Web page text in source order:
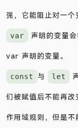
强，它能阻止对一个
var 声明的变量
var 声明的变量。
const 与 let
们被赋值后不能再
作用域规则，但是不